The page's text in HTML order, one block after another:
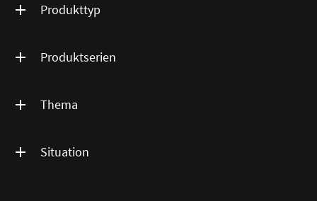
Produkttyp
Produktserien
Thema
Situation